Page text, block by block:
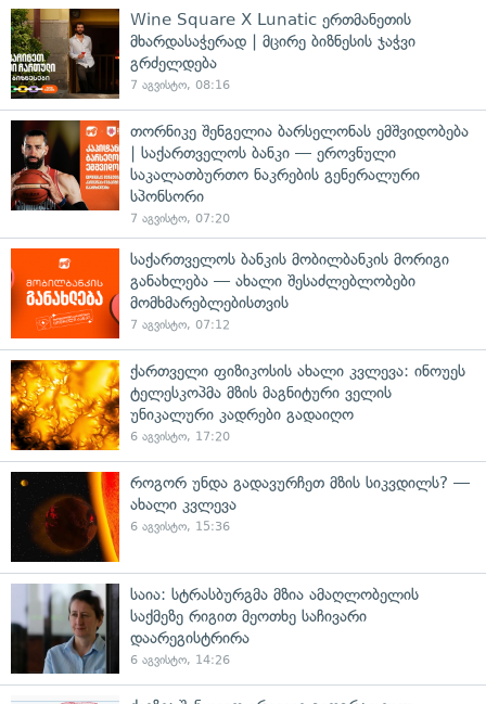
Wine Square X Lunatic ერთმანეთის
მხარდასაჭერად | მცირე ბიზნესის ჯაჭვი
გრძელდება
7 აგვისტო, 08:16
თორნიკე შენგელია ბარსელონას ემშვიდობება
| საქართველოს ბანკი — ეროვნული
საკალათბურთო ნაკრების გენერალური
სპონსორი
7 აგვისტო, 07:20
საქართველოს ბანკის მობილბანკის მორიგი
განახლება — ახალი შესაძლებლობები
მომხმარებლებისთვის
7 აგვისტო, 07:12
ქართველი ფიზიკოსის ახალი კვლევა: ინოუეს
ტელესკოპმა მზის მაგნიტური ველის
უნიკალური კადრები გადაიღო
6 აგვისტო, 17:20
როგორ უნდა გადავურჩეთ მზის სიკვდილს? —
ახალი კვლევა
6 აგვისტო, 15:36
საია: სტრასბურგმა მზია ამაღლობელის
საქმეზე რიგით მეოთხე საჩივარი
დაარეგისტრირა
6 აგვისტო, 14:26